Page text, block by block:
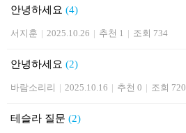
안녕하세요 (4)
서지훈 | 2025.10.26 | 추천 1 | 조회 734
안녕하세요 (2)
바람소리리 | 2025.10.16 | 추천 0 | 조회 720
테슬라 질문 (2)